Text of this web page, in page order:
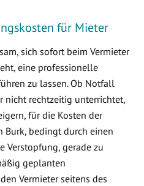
für Mieter
sich sofort beim Vermieter
eine professionelle
zu lassen. Ob Notfall
nicht rechtzeitig unterrichtet,
für die Kosten der
bedingt durch einen
Verstopfung, gerade zu
geplanten
Vermieter seitens des